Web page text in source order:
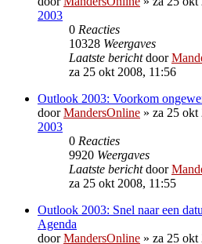
2003
0 Reacties
10328 Weergaves
Laatste berichtdoor
za 25 okt 2008, 11:56
Outlook 2003: Voorkom
doorMandersOnline » za 25 okt
2003
0 Reacties
9920 Weergaves
Laatste berichtdoor
za 25 okt 2008, 11:55
Outlook 2003: Snel naar een
Agenda
doorMandersOnline » za 25 okt